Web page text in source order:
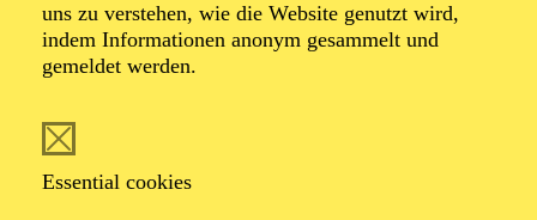
uns zu verstehen, wie die Website genutzt wird,
indem Informationen anonym gesammelt und
gemeldet werden.
Essential cookies
TICKETS
Beschreibung